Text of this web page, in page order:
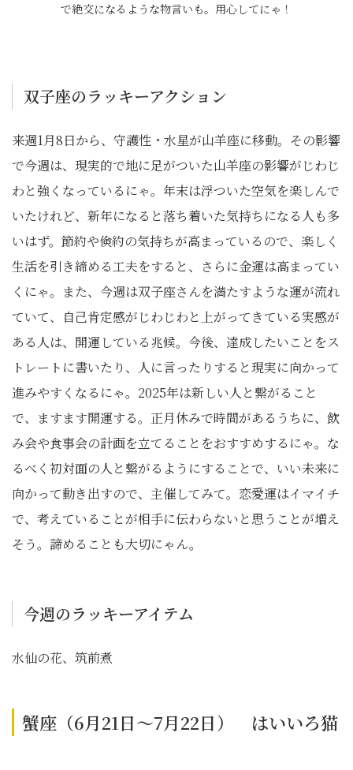
で絶交になるような物言いも。用心してにゃ！
双子座のラッキーアクション
来週1月8日から、守護性・水星が山羊座に移動。その影響
で今週は、現実的で地に足がついた山羊座の影響がじわじ
わと強くなっているにゃ。年末は浮ついた空気を楽しんで
いたけれど、新年になると落ち着いた気持ちになる人も多
いはず。節約や倹約の気持ちが高まっているので、楽しく
生活を引き締める工夫をすると、さらに金運は高まってい
くにゃ。また、今週は双子座さんを満たすような運が流れ
ていて、自己肯定感がじわじわと上がってきている実感が
ある人は、開運している兆候。今後、達成したいことをス
トレートに書いたり、人に言ったりすると現実に向かって
進みやすくなるにゃ。2025年は新しい人と繋がること
で、ますます開運する。正月休みで時間があるうちに、飲
み会や食事会の計画を立てることをおすすめするにゃ。な
るべく初対面の人と繋がるようにすることで、いい未来に
向かって動き出すので、主催してみて。恋愛運はイマイチ
で、考えていることが相手に伝わらないと思うことが増え
そう。諦めることも大切にゃん。
今週のラッキーアイテム
水仙の花、筑前煮
蟹座（6月21日～7月22日） はいいろ猫